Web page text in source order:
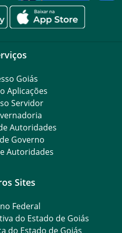
Goiás
Aplicações
Servidor
Autoridades
Governo
Autoridades
Sites
Federal
do Estado de Goiás
do Estado de Goiás